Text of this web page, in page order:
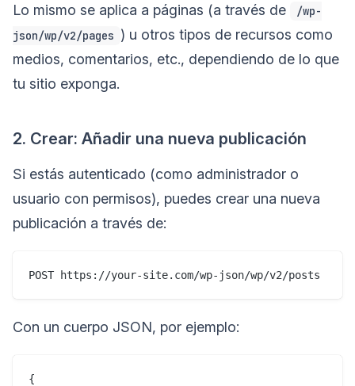
Lo mismo se aplica a páginas (a través de
/wp-
json/wp/v2/pages ) u otros tipos de recursos como
medios, comentarios, etc., dependiendo de lo que
tu sitio exponga.
2. Crear: Añadir una nueva publicación
Si estás autenticado (como administrador o
usuario con permisos), puedes crear una nueva
publicación a través de:
Con un cuerpo JSON, por ejemplo:
{